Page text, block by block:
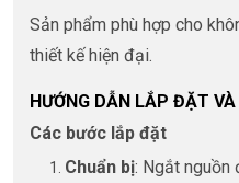
Sản phẩm phù hợp cho
thiết kế hiện đại.
HƯỚNG DẪN LẮP ĐẶT VÀ
Các bước lắp đặt
Chuẩn bị: Ngắt nguồn